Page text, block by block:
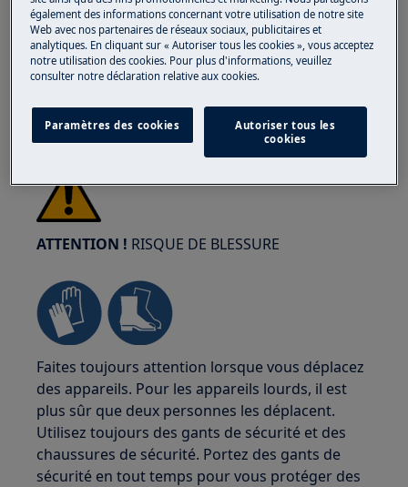
la prise du secteur.
ATTENTION ! RISQUE DE BLESSURE
Faites toujours attention lorsque vous déplacez
des appareils. Pour les appareils lourds, il est
plus sûr que deux personnes les déplacent.
Utilisez toujours des gants de sécurité et des
chaussures de sécurité. Portez des gants de
sécurité en tout temps pour vous protéger des
également des informations concernant votre utilisation de notre site
Web avec nos partenaires de réseaux sociaux, publicitaires et
analytiques. En cliquant sur « Autoriser tous les cookies », vous acceptez
notre utilisation des cookies. Pour plus d'informations, veuillez
consulter notre déclaration relative aux cookies.
Paramètres des cookies
Autoriser tous les
cookies